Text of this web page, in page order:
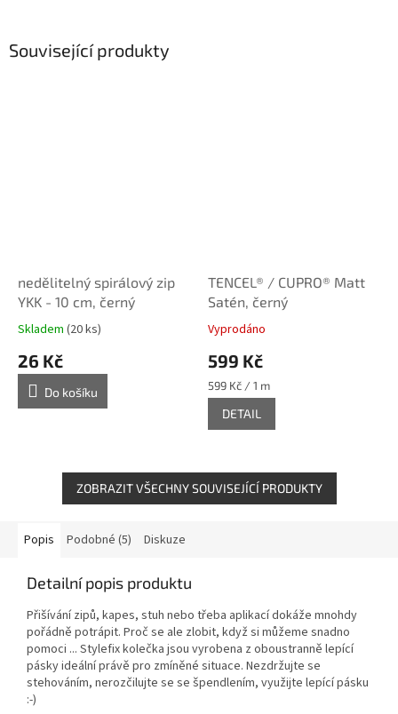
Související produkty
nedělitelný spirálový zip
YKK - 10 cm, černý
Skladem (20 ks)
26 Kč
Do košíku
TENCEL® / CUPRO® Matt
Satén, černý
Vyprodáno
599 Kč
Měrná
cena:
599 Kč / 1 m
DETAIL
ZOBRAZIT VŠECHNY SOUVISEJÍCÍ PRODUKTY
Popis Podobné (5) Diskuze
Detailní popis produktu
Přišívání zipů, kapes, stuh nebo třeba aplikací dokáže mnohdy
pořádně potrápit. Proč se ale zlobit, když si můžeme snadno
pomoci ... Stylefix kolečka jsou vyrobena z oboustranně lepící
pásky ideální právě pro zmíněné situace. Nezdržujte se
stehováním, nerozčilujte se se špendlením, využijte lepící pásku
:-)